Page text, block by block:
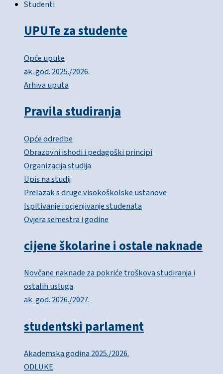
Studenti
UPUTe za studente
Opće upute
ak. god. 2025./2026.
Arhiva uputa
Pravila studiranja
Opće odredbe
Obrazovni ishodi i pedagoški principi
Organizacija studija
Upis na studij
Prelazak s druge visokoškolske ustanove
Ispitivanje i ocjenjivanje studenata
Ovjera semestra i godine
cijene školarine i ostale naknade
Novčane naknade za pokriće troškova studiranja i
ostalih usluga
ak. god. 2026./2027.
studentski parlament
Akademska godina 2025./2026.
ODLUKE